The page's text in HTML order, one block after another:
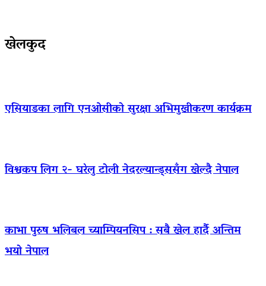
खेलकुद
एसियाडका लागि एनओसीको सुरक्षा अभिमुखीकरण कार्यक्रम
विश्वकप लिग २- घरेलु टोली नेदरल्यान्ड्ससँग खेल्दै नेपाल
काभा पुरुष भलिबल च्याम्पियनसिप : सबै खेल हार्दै अन्तिम
भयो नेपाल